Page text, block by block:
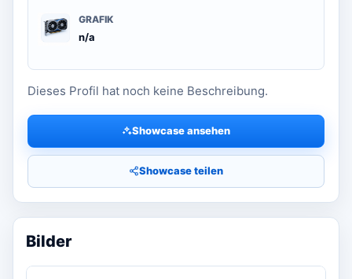
GRAFIK
n/a
Dieses Profil hat noch keine Beschreibung.
Showcase ansehen
Showcase teilen
Bilder